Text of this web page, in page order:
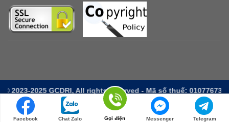
GCDRI, All rights reserved - Mã số thuế: 0107767376-001, cấp
Facebook Chat Zalo Gọi điện Messenger Telegram